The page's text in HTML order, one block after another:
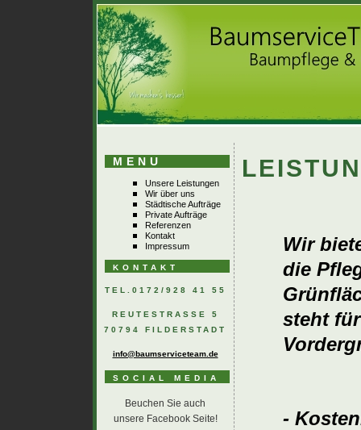
MENU
Unsere Leistungen
Wir über uns
Städtische Aufträge
Private Aufträge
Referenzen
Kontakt
Impressum
KONTAKT
TEL.0172/928 41 55
REUTESTRASSE 5 7
0794 FILDERSTADT
info@baumserviceteam.de
SOCIAL MEDIA
Beuchen Sie auch
unsere Facebook Seite!
Wir
die
steht
-